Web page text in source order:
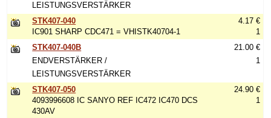
LEISTUNGSVERSTÄRKER
STK407-040
IC901 SHARP CDC471 = VHISTK40704-1
4.17 €
1
STK407-040B
ENDVERSTÄRKER /
LEISTUNGSVERSTÄRKER
21.00 €
1
STK407-050
4093996608 IC SANYO REF IC472 IC470 DCS
430AV
24.90 €
1